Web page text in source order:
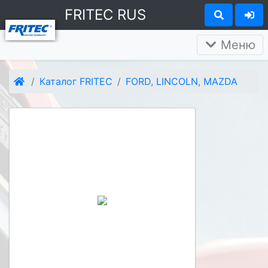
FRITEC RUS
Меню
Каталог FRITEC FORD, LINCOLN, MAZDA